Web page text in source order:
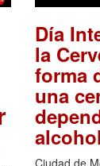
Día
la
forma
una